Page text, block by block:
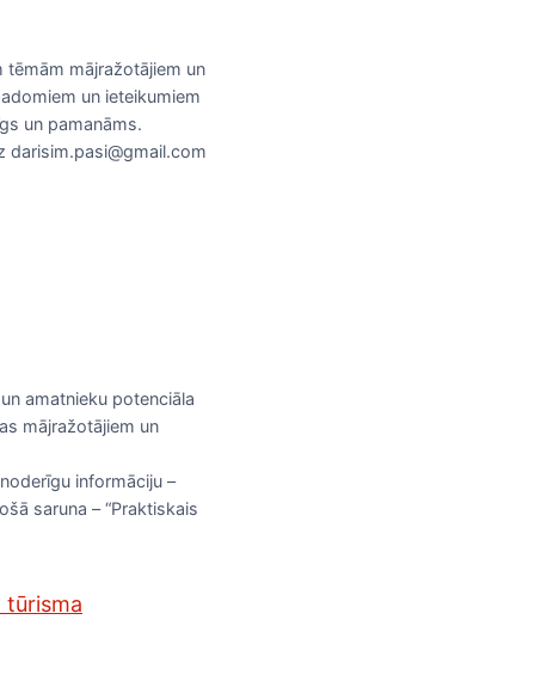
tēmām mājražotājiem un
un ieteikumiem
un pamanāms.
darisim.pasi@gmail.com
amatnieku potenciāla
mājražotājiem un
informāciju –
saruna – “Praktiskais
tūrisma